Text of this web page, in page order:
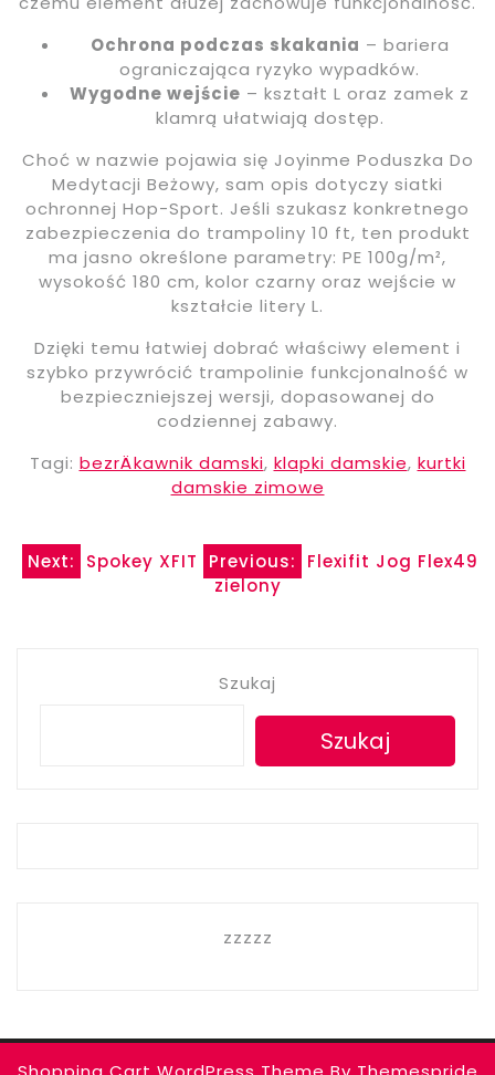
Ochrona podczas skakania – bariera
ograniczająca ryzyko wypadków.
Wygodne wejście – kształt L oraz zamek z
klamrą ułatwiają dostęp.
Choć w nazwie pojawia się Joyinme Poduszka Do
Medytacji Beżowy, sam opis dotyczy siatki
ochronnej Hop-Sport. Jeśli szukasz konkretnego
zabezpieczenia do trampoliny 10 ft, ten produkt
ma jasno określone parametry: PE 100g/m²,
wysokość 180 cm, kolor czarny oraz wejście w
kształcie litery L.
Dzięki temu łatwiej dobrać właściwy element i
szybko przywrócić trampolinie funkcjonalność w
bezpieczniejszej wersji, dopasowanej do
codziennej zabawy.
Tagi: bezrÄkawnik damski, klapki damskie, kurtki
damskie zimowe
NawigacjaPrevious: Flexifit Jog Flex49
Next:
Spokey XFIT
zielony
Szukaj
Szukaj
zzzzz